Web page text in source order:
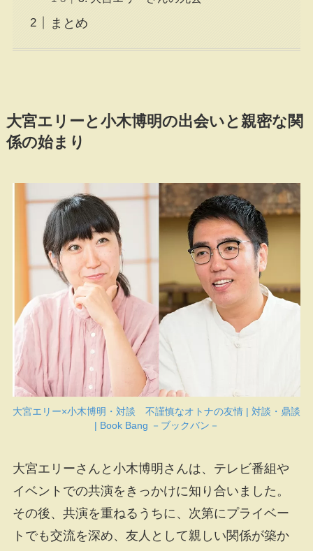
まとめ
大宮エリーと小木博明の出会いと親密な関
係の始まり
大宮エリー×小木博明・対談 不謹慎なオトナの友情 | 対談・鼎談
| Book Bang －ブックバン－
大宮エリーさんと小木博明さんは、テレビ番組や
イベントでの共演をきっかけに知り合いました。
その後、共演を重ねるうちに、次第にプライベー
トでも交流を深め、友人として親しい関係が築か